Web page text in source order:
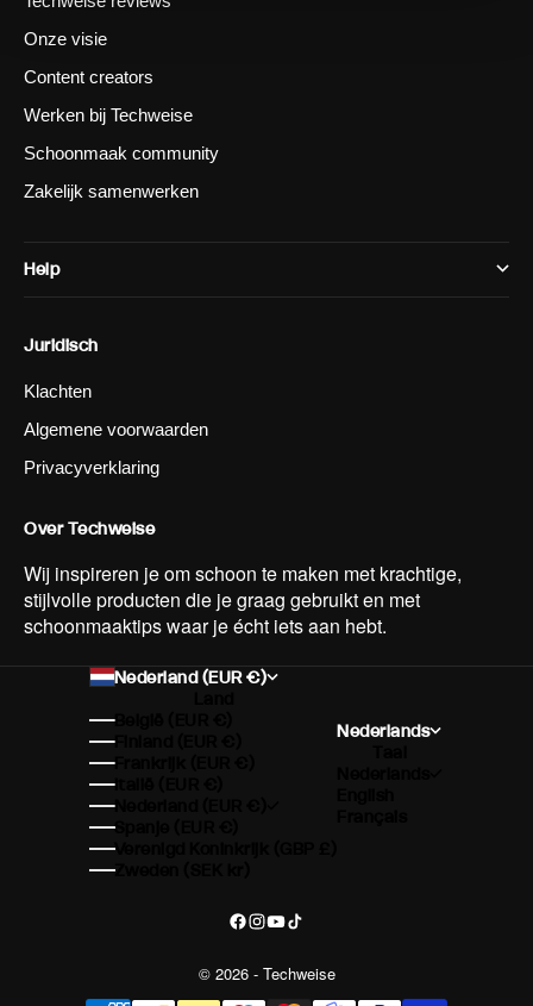
Onze visie
Content creators
Werken bij Techweise
Schoonmaak community
Zakelijk samenwerken
Help
Juridisch
Klachten
Algemene voorwaarden
Privacyverklaring
Over Techweise
Wij inspireren je om schoon te maken met krachtige,
stijlvolle producten die je graag gebruikt en met
schoonmaaktips waar je écht iets aan hebt.
Nederland (EUR €)
België (EUR €)
Finland (EUR €)
Frankrijk (EUR €)
Italië (EUR €)
Nederland (EUR €)
Spanje (EUR €)
Verenigd Koninkrijk (GBP £)
Zweden (SEK kr)
Nederlands
© 2026 - Techweise